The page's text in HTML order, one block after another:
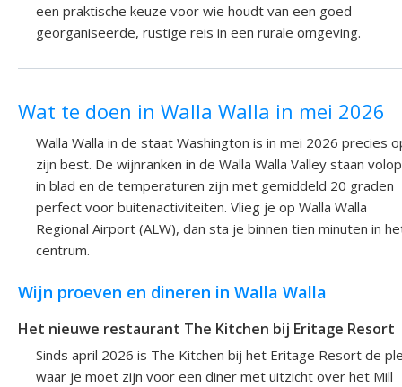
een praktische keuze voor wie houdt van een goed
georganiseerde, rustige reis in een rurale omgeving.
Wat te doen in Walla Walla in mei 2026
Walla Walla in de staat Washington is in mei 2026 precies
zijn best. De wijnranken in de Walla Walla Valley staan volop
in blad en de temperaturen zijn met gemiddeld 20 graden
perfect voor buitenactiviteiten. Vlieg je op Walla Walla
Regional Airport (ALW), dan sta je binnen tien minuten in
centrum.
Wijn proeven en dineren in Walla Walla
Het nieuwe restaurant The Kitchen bij Eritage Resort
Sinds april 2026 is The Kitchen bij het Eritage Resort de
waar je moet zijn voor een diner met uitzicht over het Mill